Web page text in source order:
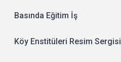
Basında Eğitim İş
Köy Enstitüleri Resim Sergisi